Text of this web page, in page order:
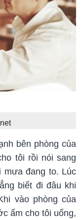
bên phòng của
tôi rồi nói sang
mưa đang to. Lúc
biết đi đâu khi
vào phòng của
ấm cho tôi uống,